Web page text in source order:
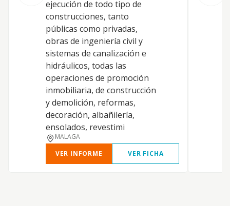
ejecución de todo tipo de
construcciones, tanto
públicas como privadas,
obras de ingeniería civil y
sistemas de canalización e
hidráulicos, todas las
operaciones de promoción
inmobiliaria, de construcción
y demolición, reformas,
decoración, albañilería,
ensolados, revestimi
MALAGA
VER INFORME
VER FICHA